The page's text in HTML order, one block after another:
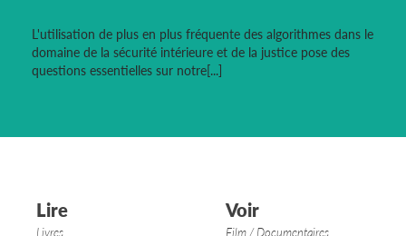
L'utilisation de plus en plus fréquente des algorithmes dans le
domaine de la sécurité intérieure et de la justice pose des
questions essentielles sur notre[...]
Lire
Livres
Voir
Film / Documentaires